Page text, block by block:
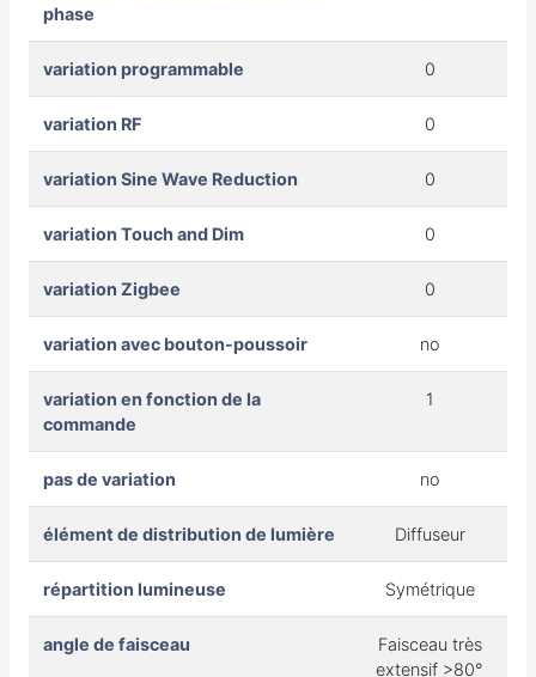
phase
variation programmable 0
variation RF 0
variation Sine Wave Reduction 0
variation Touch and Dim 0
variation Zigbee 0
variation avec bouton-poussoir no
variation en fonction de la
commande
1
pas de variation no
élément de distribution de lumière Diffuseur
répartition lumineuse Symétrique
angle de faisceau
Faisceau très
extensif >80°